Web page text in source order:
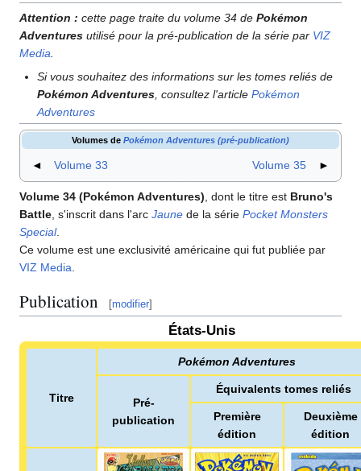
Attention : cette page traite du volume 34 de Pokémon
Adventures utilisé pour la pré-publication de la série par VIZ
Media
Si vous souhaitez des informations sur les tomes reliés de
Pokémon Adventures , consultez l'articlePokémon
Adventures
Volumes de Pokémon Adventures (pré-publication)
◄ Volume 33 Volume 35 ►
Volume 34 (Pokémon Adventures) , dont le titre est Bruno's
Battle , s'inscrit dans l'arc Jaune de la série Pocket Monsters
Special.
Ce volume est une exclusivité américaine qui fut publiée par
VIZ Media
Publication [modifier]
États-Unis
Titre
Pokémon Adventures
Pré-
publication
Équivalents tomes reliés
Première
édition
Deuxième
édition